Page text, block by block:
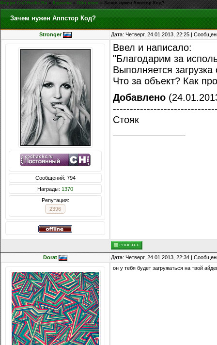
Форум CoDHacks.Ru » Курилка » Обо всем » Зачем нужен Аппстор Код?
Зачем нужен Аппстор Код?
Stronger Дата: Четверг, 24.01.2013, 22:25 |
Сообщений: 794
Награды: 1370
Репутация:
2396
Ввел и написало:
"Благодарим за
Выполняется загрузка
Что за объект? Как
Добавлено
Стояк
Dorat Дата: Четверг, 24.01.2013, 22:34 |
он у тебя будет загружаться на твой